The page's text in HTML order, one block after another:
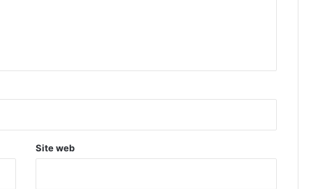
Site web